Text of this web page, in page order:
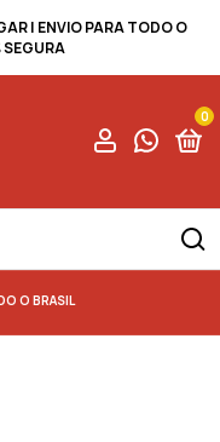
| ENVIO PARA TODO O
SEGURA
0
O BRASIL